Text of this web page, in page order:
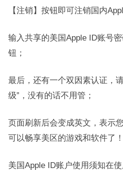
【注销】按钮即可注销国内
输入共享的美国Apple ID账号
钮；
最后，还有一个双因素认证，
级”，没有的话不用管；
页面刷新后会变成英文，表示
可以畅享美区的游戏和软件了！
美国Apple ID账户使用须知在